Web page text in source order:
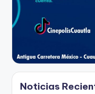
Noticias